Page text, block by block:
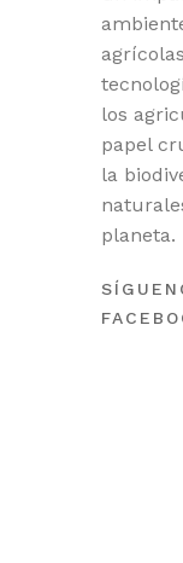
los
papel
la
planeta.